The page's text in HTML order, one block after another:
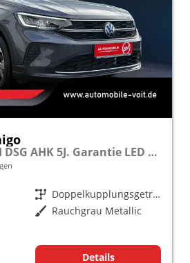
"LIMITED" 1.0 TSI DSG AHK 5J. Garantie LED ALU APP Connect
Getriebe
Doppelkupplungsgetriebe (DSG)
Außenfarbe Rauchgrau Metallic
Details